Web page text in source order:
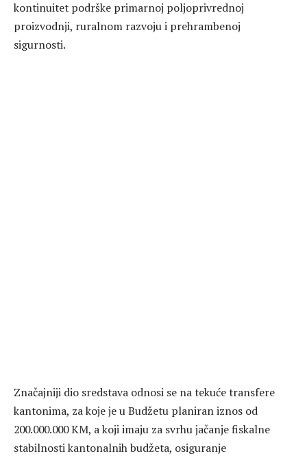
kontinuitet podrške primarnoj poljoprivrednoj
proizvodnji, ruralnom razvoju i prehrambenoj
sigurnosti.
Značajniji dio sredstava odnosi se na tekuće transfere
kantonima, za koje je u Budžetu planiran iznos od
200.000.000 KM, a koji imaju za svrhu jačanje fiskalne
stabilnosti kantonalnih budžeta, osiguranje